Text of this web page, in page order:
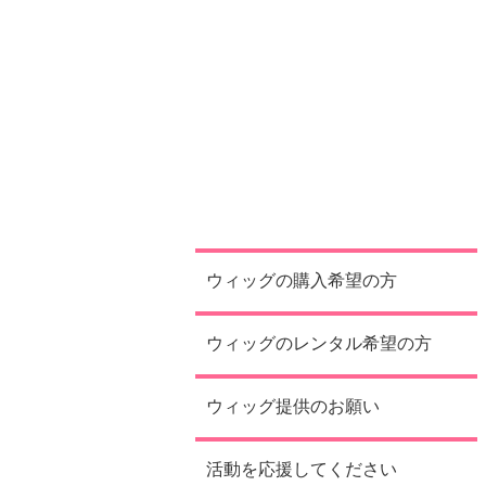
ウィッグの購入希望の方
ウィッグのレンタル希望の方
ウィッグ提供のお願い
活動を応援してください